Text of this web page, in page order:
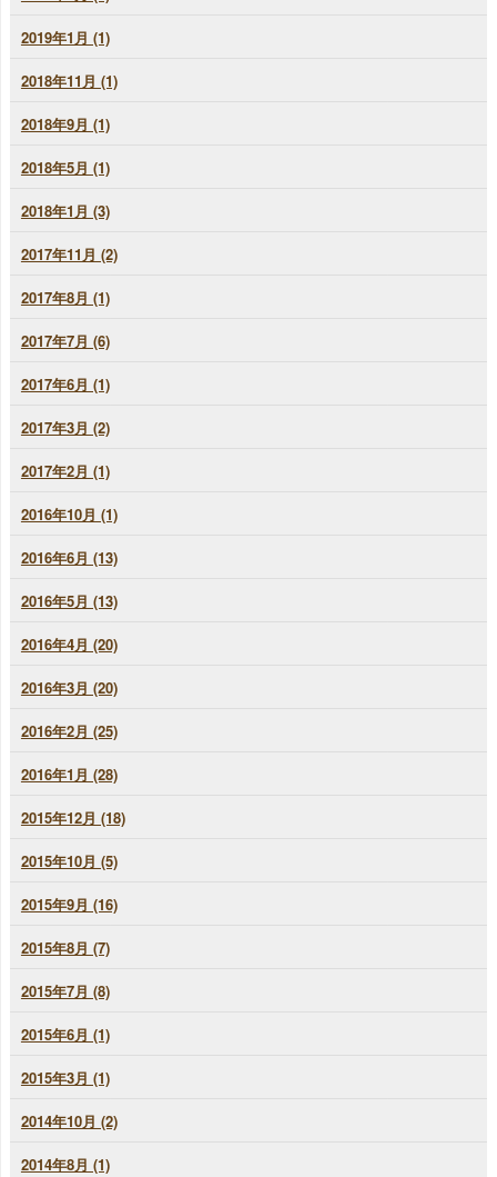
2019年1月 (1)
2018年11月 (1)
2018年9月 (1)
2018年5月 (1)
2018年1月 (3)
2017年11月 (2)
2017年8月 (1)
2017年7月 (6)
2017年6月 (1)
2017年3月 (2)
2017年2月 (1)
2016年10月 (1)
2016年6月 (13)
2016年5月 (13)
2016年4月 (20)
2016年3月 (20)
2016年2月 (25)
2016年1月 (28)
2015年12月 (18)
2015年10月 (5)
2015年9月 (16)
2015年8月 (7)
2015年7月 (8)
2015年6月 (1)
2015年3月 (1)
2014年10月 (2)
2014年8月 (1)